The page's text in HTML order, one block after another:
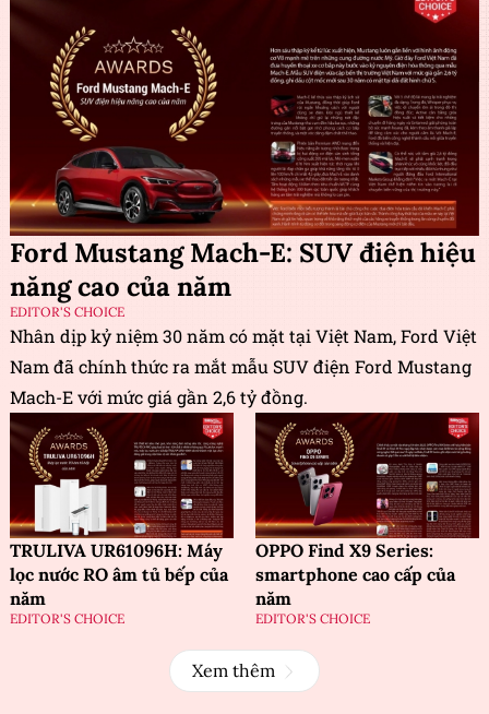
Ford Mustang Mach-E: SUV điện hiệu
năng cao của năm
EDITOR'S CHOICE
Nhân dịp kỷ niệm 30 năm có mặt tại Việt Nam, Ford Việt
Nam đã chính thức ra mắt mẫu SUV điện Ford Mustang
Mach-E với mức giá gần 2,6 tỷ đồng.
TRULIVA UR61096H: Máy
lọc nước RO âm tủ bếp của
năm
EDITOR'S CHOICE
OPPO Find X9 Series:
smartphone cao cấp của
năm
EDITOR'S CHOICE
Xem thêm